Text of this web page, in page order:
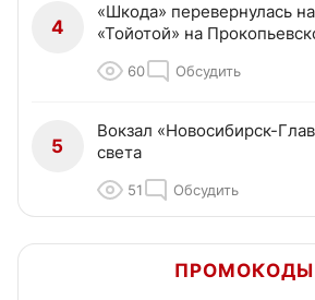
4
«Шкода» перевернулась
«Тойотой» на
60 Обсудить
5
Вокзал «Новосибирск-
света
51 Обсудить
ПРОМОКОДЫ